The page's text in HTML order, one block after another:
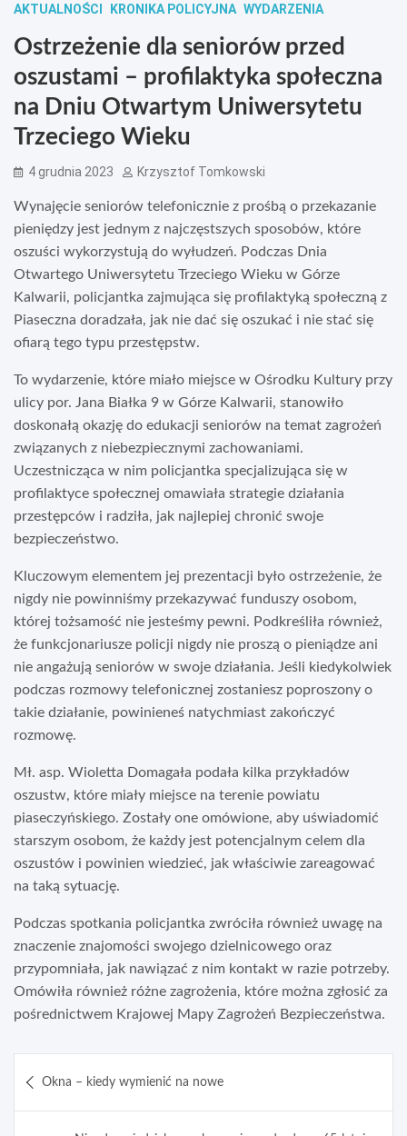
AKTUALNOŚCI KRONIKA POLICYJNA WYDARZENIA
Ostrzeżenie dla seniorów przed
oszustami – profilaktyka społeczna
na Dniu Otwartym Uniwersytetu
Trzeciego Wieku
4 grudnia 2023 Krzysztof Tomkowski
Wynajęcie seniorów telefonicznie z prośbą o przekazanie
pieniędzy jest jednym z najczęstszych sposobów, które
oszuści wykorzystują do wyłudzeń. Podczas Dnia
Otwartego Uniwersytetu Trzeciego Wieku w Górze
Kalwarii, policjantka zajmująca się profilaktyką społeczną z
Piaseczna doradzała, jak nie dać się oszukać i nie stać się
ofiarą tego typu przestępstw.
To wydarzenie, które miało miejsce w Ośrodku Kultury przy
ulicy por. Jana Białka 9 w Górze Kalwarii, stanowiło
doskonałą okazję do edukacji seniorów na temat zagrożeń
związanych z niebezpiecznymi zachowaniami.
Uczestnicząca w nim policjantka specjalizująca się w
profilaktyce społecznej omawiała strategie działania
przestępców i radziła, jak najlepiej chronić swoje
bezpieczeństwo.
Kluczowym elementem jej prezentacji było ostrzeżenie, że
nigdy nie powinniśmy przekazywać funduszy osobom,
której tożsamość nie jesteśmy pewni. Podkreśliła również,
że funkcjonariusze policji nigdy nie proszą o pieniądze ani
nie angażują seniorów w swoje działania. Jeśli kiedykolwiek
podczas rozmowy telefonicznej zostaniesz poproszony o
takie działanie, powinieneś natychmiast zakończyć
rozmowę.
Mł. asp. Wioletta Domagała podała kilka przykładów
oszustw, które miały miejsce na terenie powiatu
piaseczyńskiego. Zostały one omówione, aby uświadomić
starszym osobom, że każdy jest potencjalnym celem dla
oszustów i powinien wiedzieć, jak właściwie zareagować
na taką sytuację.
Podczas spotkania policjantka zwróciła również uwagę na
znaczenie znajomości swojego dzielnicowego oraz
przypomniała, jak nawiązać z nim kontakt w razie potrzeby.
Omówiła również różne zagrożenia, które można zgłosić za
pośrednictwem Krajowej Mapy Zagrożeń Bezpieczeństwa.
wpisu
Okna – kiedy wymienić na nowe